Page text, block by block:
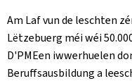
Am Laf vun de leschten
Lëtzebuerg méi wéi
D'PMEen iwwerhuelen
Beruffsausbildung a